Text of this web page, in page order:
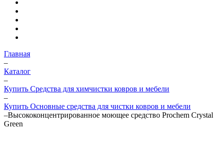
Главная
–
Каталог
–
Купить Средства для химчистки ковров и мебели
–
Купить Основные средства для чистки ковров и мебели
–Высококонцентрированное моющее средство Prochem Crystal
Green